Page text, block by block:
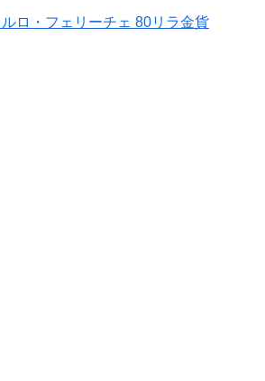
ロ・フェリーチェ 80リラ金貨